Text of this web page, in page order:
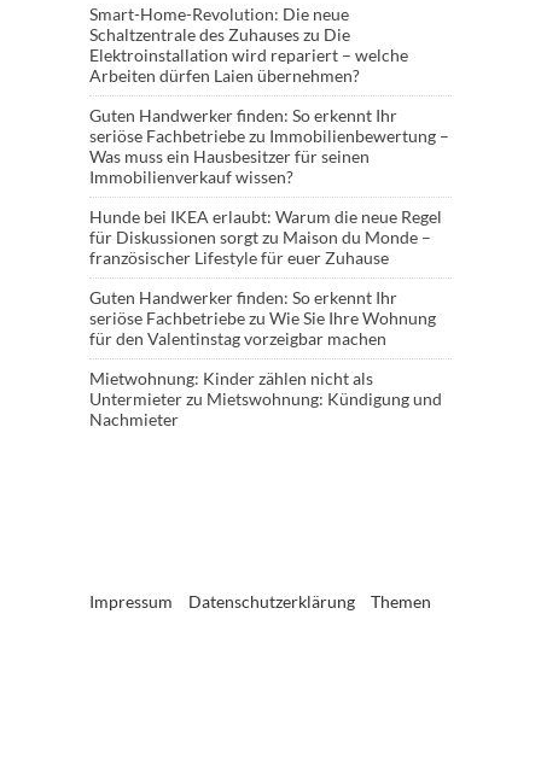
Smart-Home-Revolution: Die neue
Schaltzentrale des Zuhauseszu Die
Elektroinstallation wird repariert – welche
Arbeiten dürfen Laien übernehmen?
Guten Handwerker finden: So erkennt Ihr
seriöse Fachbetriebezu Immobilienbewertung –
Was muss ein Hausbesitzer für seinen
Immobilienverkauf wissen?
Hunde bei IKEA erlaubt: Warum die neue Regel
für Diskussionen sorgtzu Maison du Monde –
französischer Lifestyle für euer Zuhause
Guten Handwerker finden: So erkennt Ihr
seriöse Fachbetriebezu Wie Sie Ihre Wohnung
für den Valentinstag vorzeigbar machen
Mietwohnung: Kinder zählen nicht als
Untermieterzu Mietswohnung: Kündigung und
Nachmieter
Impressum Datenschutzerklärung Themen